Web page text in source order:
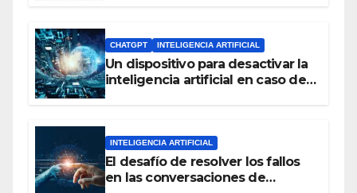
CHATGPT INTELIGENCIA ARTIFICIAL
Un dispositivo para desactivar la
inteligencia artificial en caso de
INTELIGENCIA ARTIFICIAL
El desafío de resolver los fallos
en las conversaciones de